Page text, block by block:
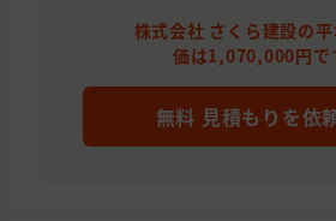
株式会社 さくら建設の
価は1,070,000円で
無料 見積もりを依